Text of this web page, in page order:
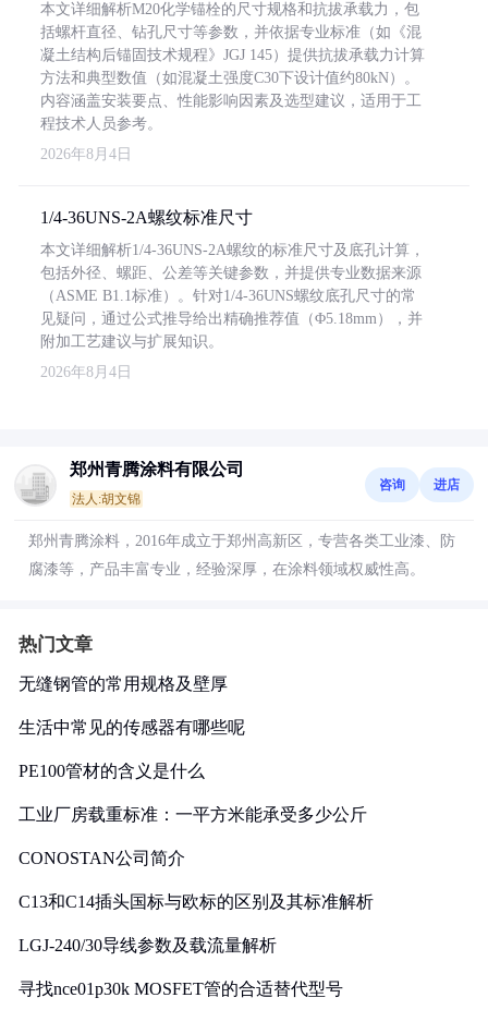
本文详细解析M20化学锚栓的尺寸规格和抗拔承载力，包
括螺杆直径、钻孔尺寸等参数，并依据专业标准（如《混
凝土结构后锚固技术规程》JGJ 145）提供抗拔承载力计算
方法和典型数值（如混凝土强度C30下设计值约80kN）。
内容涵盖安装要点、性能影响因素及选型建议，适用于工
程技术人员参考。
2026年8月4日
1/4-36UNS-2A螺纹标准尺寸
本文详细解析1/4-36UNS-2A螺纹的标准尺寸及底孔计算，
包括外径、螺距、公差等关键参数，并提供专业数据来源
（ASME B1.1标准）。针对1/4-36UNS螺纹底孔尺寸的常
见疑问，通过公式推导给出精确推荐值（Φ5.18mm），并
附加工艺建议与扩展知识。
2026年8月4日
郑州青腾涂料有限公司
法人:胡文锦
咨询 进店
郑州青腾涂料，2016年成立于郑州高新区，专营各类工业漆、防
腐漆等，产品丰富专业，经验深厚，在涂料领域权威性高。
热门文章
无缝钢管的常用规格及壁厚
生活中常见的传感器有哪些呢
PE100管材的含义是什么
工业厂房载重标准：一平方米能承受多少公斤
CONOSTAN公司简介
C13和C14插头国标与欧标的区别及其标准解析
LGJ-240/30导线参数及载流量解析
寻找nce01p30k MOSFET管的合适替代型号